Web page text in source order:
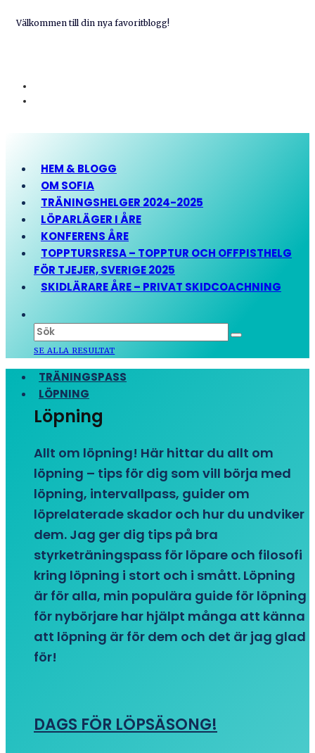
Välkommen till din nya favoritblogg!
HEM & BLOGG
OM SOFIA
TRÄNINGSHELGER 2024-2025
LÖPARLÄGER I ÅRE
KONFERENS ÅRE
TOPPTURSRESA – TOPPTUR OCH OFFPISTHELG
FÖR TJEJER, SVERIGE 2025
SKIDLÄRARE ÅRE – PRIVAT SKIDCOACHNING
SE ALLA RESULTAT
TRÄNINGSPASS
LÖPNING
Löpning
Allt om löpning! Här hittar du allt om
löpning – tips för dig som vill börja med
löpning, intervallpass, guider om
löprelaterade skador och hur du undviker
dem. Jag ger dig tips på bra
styrketräningspass för löpare och filosofi
kring löpning i stort och i smått. Löpning
är för alla, min populära guide för löpning
för nybörjare har hjälpt många att känna
att löpning är för dem och det är jag glad
för!
DAGS FÖR LÖPSÄSONG!